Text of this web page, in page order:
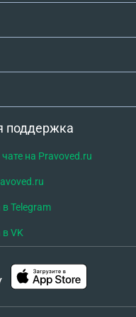
поддержка
на Pravoved.ru
Telegram
VK